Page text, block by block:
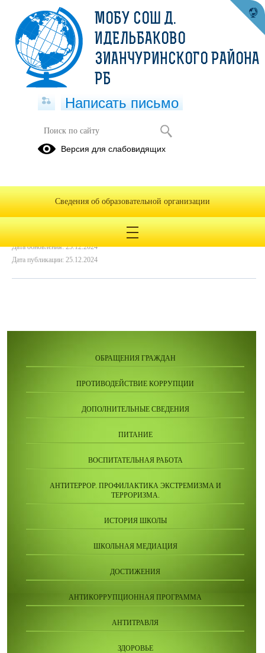
БЛЮДА НА 25.12
Дата обновления: 25.12.2024
Дата публикации: 25.12.2024
ОБРАЩЕНИЯ ГРАЖДАН
ПРОТИВОДЕЙСТВИЕ КОРРУПЦИИ
ДОПОЛНИТЕЛЬНЫЕ СВЕДЕНИЯ
ПИТАНИЕ
ВОСПИТАТЕЛЬНАЯ РАБОТА
АНТИТЕРРОР. ПРОФИЛАКТИКА ЭКСТРЕМИЗМА И
ТЕРРОРИЗМА.
ИСТОРИЯ ШКОЛЫ
ШКОЛЬНАЯ МЕДИАЦИЯ
ДОСТИЖЕНИЯ
АНТИКОРРУПЦИОННАЯ ПРОГРАММА
АНТИТРАВЛЯ
ЗДОРОВЬЕ
МОБУ СОШ Д.
ИДЕЛЬБАКОВО
ЗИАНЧУРИНСКОГО РАЙОНА
РБ
Написать письмо
Версия для слабовидящих
Сведения об образовательной организации